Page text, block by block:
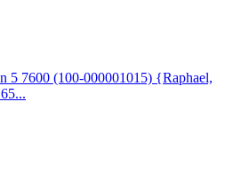
5 7600 (100-000001015) {Raphael,